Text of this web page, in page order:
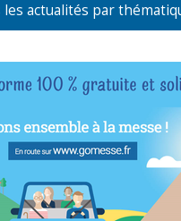
les actualités par